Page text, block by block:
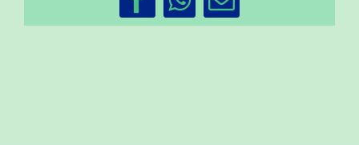
Facebook
WhatsApp
Email